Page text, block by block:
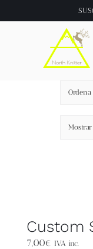
al
Mostrar
Custom
7,00€ IVA inc.